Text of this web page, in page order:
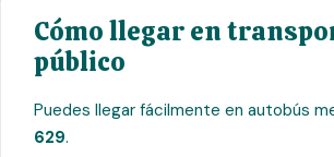
Cómo llegar en
público
Puedes llegar fácilmente en autobús
629.